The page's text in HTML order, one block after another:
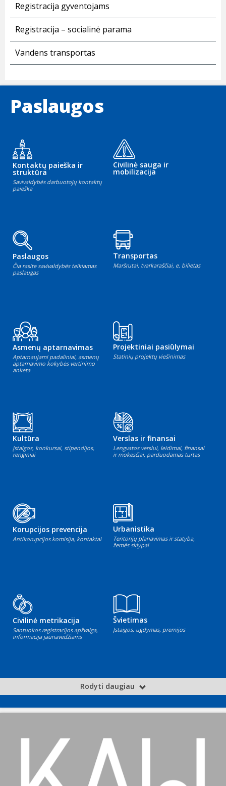
Registracija gyventojams
Registracija – socialinė parama
Vandens transportas
Paslaugos
Kontaktų paieška ir
struktūra
Savivaldybės darbuotojų kontaktų
paieška
Civilinė sauga ir
mobilizacija
Paslaugos
Čia rasite savivaldybės teikiamas
paslaugas
Transportas
Maršrutai, tvarkaraščiai, e. bilietas
Asmenų aptarnavimas
Aptarnaujami padaliniai, asmenų
aptarnavimo kokybės vertinimo
anketa
Projektiniai pasiūlymai
Statinių projektų viešinimas
Kultūra
Įstaigos, konkursai, stipendijos,
renginiai
Verslas ir finansai
Lengvatos verslui, leidimai, finansai
ir mokesčiai, parduodamas turtas
Korupcijos prevencija
Antikorupcijos komisija, kontaktai
Urbanistika
Teritorijų planavimas ir statyba,
žemės sklypai
Civilinė metrikacija
Santuokos registracijos apžvalga,
informacija jaunavedžiams
Švietimas
Įstaigos, ugdymas, premijos
Rodyti daugiau